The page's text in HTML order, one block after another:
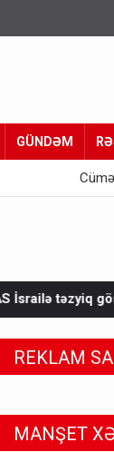
GÜNDƏM
tələb
REKLAM
MANŞET